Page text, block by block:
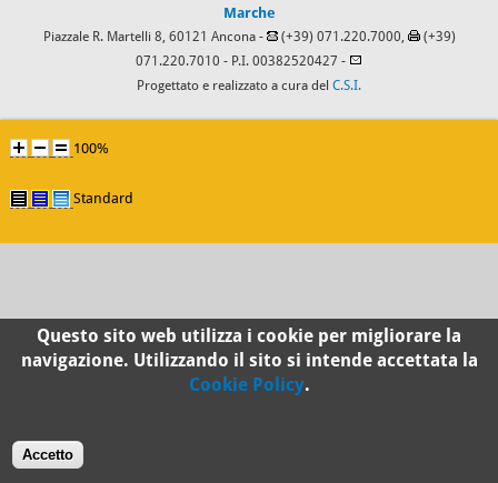
Marche
Piazzale R. Martelli 8, 60121 Ancona - (+39) 071.220.7000,
(+39)
071.220.7010 - P.I. 00382520427 -
Progettato e realizzato a cura del C.S.I.
100%
Standard
Questo sito web utilizza i cookie per migliorare la
navigazione. Utilizzando il sito si intende accettata la
Cookie Policy.
Accetto